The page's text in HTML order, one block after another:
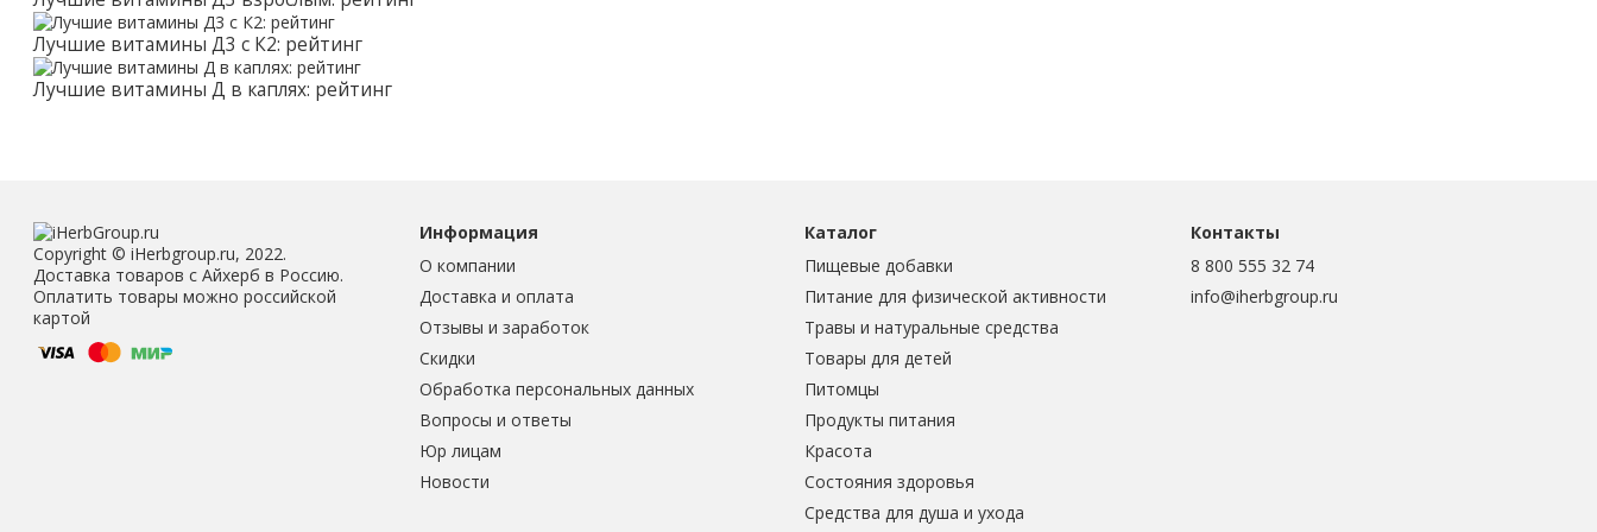
Лучшие витамины Д3 с К2: рейтинг
Лучшие витамины Д в каплях: рейтинг
Copyright © iHerbgroup.ru, 2022.
Доставка товаров с Айхерб в Россию.
Оплатить товары можно российской
картой
Информация
О компании
Доставка и оплата
Отзывы и заработок
Скидки
Обработка персональных данных
Вопросы и ответы
Юр лицам
Новости
Каталог
Пищевые добавки
Питание для физической активности
Травы и натуральные средства
Товары для детей
Питомцы
Продукты питания
Красота
Состояния здоровья
Средства для душа и ухода
Контакты
8 800 555 32 74
info@iherbgroup.ru